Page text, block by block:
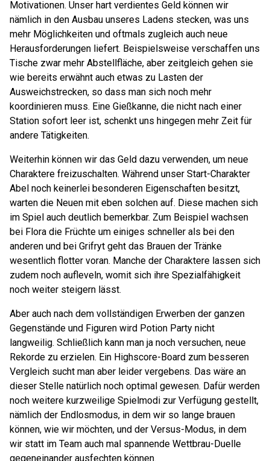
Motivationen. Unser hart verdientes Geld können wir
nämlich in den Ausbau unseres Ladens stecken, was uns
mehr Möglichkeiten und oftmals zugleich auch neue
Herausforderungen liefert. Beispielsweise verschaffen uns
Tische zwar mehr Abstellfläche, aber zeitgleich gehen sie
wie bereits erwähnt auch etwas zu Lasten der
Ausweichstrecken, so dass man sich noch mehr
koordinieren muss. Eine Gießkanne, die nicht nach einer
Station sofort leer ist, schenkt uns hingegen mehr Zeit für
andere Tätigkeiten.
Weiterhin können wir das Geld dazu verwenden, um neue
Charaktere freizuschalten. Während unser Start-Charakter
Abel noch keinerlei besonderen Eigenschaften besitzt,
warten die Neuen mit eben solchen auf. Diese machen sich
im Spiel auch deutlich bemerkbar. Zum Beispiel wachsen
bei Flora die Früchte um einiges schneller als bei den
anderen und bei Grifryt geht das Brauen der Tränke
wesentlich flotter voran. Manche der Charaktere lassen sich
zudem noch aufleveln, womit sich ihre Spezialfähigkeit
noch weiter steigern lässt.
Aber auch nach dem vollständigen Erwerben der ganzen
Gegenstände und Figuren wird Potion Party nicht
langweilig. Schließlich kann man ja noch versuchen, neue
Rekorde zu erzielen. Ein Highscore-Board zum besseren
Vergleich sucht man aber leider vergebens. Das wäre an
dieser Stelle natürlich noch optimal gewesen. Dafür werden
noch weitere kurzweilige Spielmodi zur Verfügung gestellt,
nämlich der Endlosmodus, in dem wir so lange brauen
können, wie wir möchten, und der Versus-Modus, in dem
wir statt im Team auch mal spannende Wettbrau-Duelle
gegeneinander ausfechten können.